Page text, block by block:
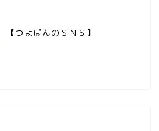
【つよぽんのＳＮＳ】